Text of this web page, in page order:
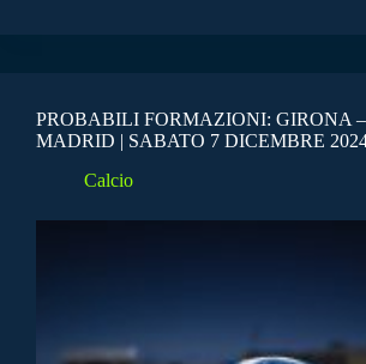
PROBABILI FORMAZIONI: GIRONA
MADRID | SABATO 7 DICEMBRE
Calcio